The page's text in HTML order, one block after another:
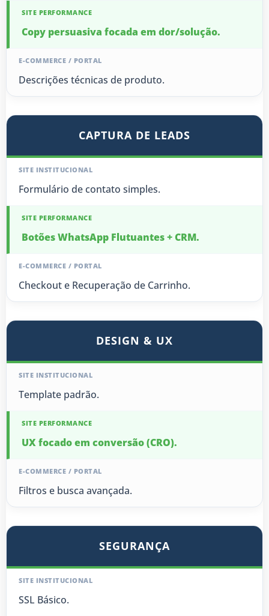
Copy persuasiva focada em dor/solução.
Descrições técnicas de produto.
CAPTURA DE LEADS
Formulário de contato simples.
Botões WhatsApp Flutuantes + CRM.
Checkout e Recuperação de Carrinho.
DESIGN & UX
Template padrão.
UX focado em conversão (CRO).
Filtros e busca avançada.
SEGURANÇA
SSL Básico.